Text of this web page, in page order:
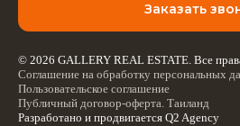
Заказать
© 2026 GALLERY REAL ESTATE. Все
Соглашение на обработку персональных
Пользовательское соглашение
Публичный договор-оферта. Таиланд
Разработано и продвигается Q2 Agency